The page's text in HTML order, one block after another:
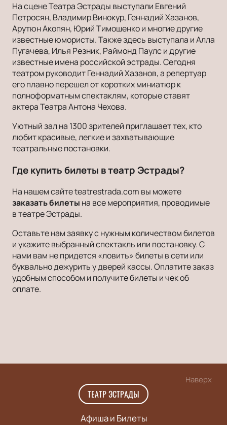
На сцене Театра Эстрады выступали Евгений
Петросян, Владимир Винокур, Геннадий Хазанов,
Арутюн Акопян, Юрий Тимошенко и многие другие
известные юмористы. Также здесь выступала и Алла
Пугачева, Илья Резник, Раймонд Паулс и другие
известные имена российской эстрады. Сегодня
театром руководит Геннадий Хазанов, а репертуар
его плавно перешел от коротких миниатюр к
полноформатным спектаклям, которые ставят
актера Театра Антона Чехова.
Уютный зал на 1300 зрителей приглашает тех, кто
любит красивые, легкие и захватывающие
театральные постановки.
Где купить билеты в театр Эстрады?
На нашем сайте teatrestrada.com вы можете
заказать билеты на все мероприятия, проводимые
в театре Эстрады.
Оставьте нам заявку с нужным количеством билетов
и укажите выбранный спектакль или постановку. С
нами вам не придется «ловить» билеты в сети или
буквально дежурить у дверей кассы. Оплатите заказ
удобным способом и получите билеты и чек об
оплате.
Наверх
ТЕАТР ЭСТРАДЫ
Афиша и Билеты